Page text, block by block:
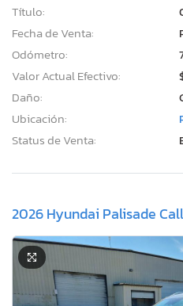
Título:
Fecha de Venta:
Odómetro:
Valor Actual Efectivo:
Daño:
Ubicación:
Status de Venta:
2026 Hyundai Palisade